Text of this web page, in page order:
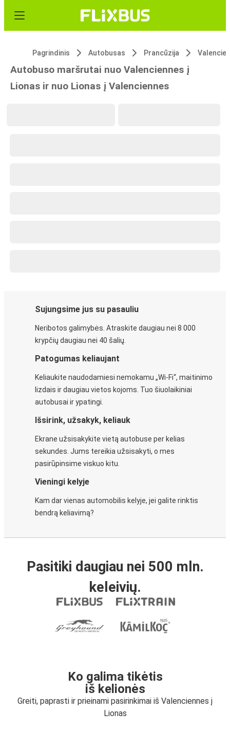
Pagrindinis Autobusas Prancūzija
Autobuso maršrutai nuo Valenciennes į
Lionas ir nuo Lionas į Valenciennes
Sujungsime jus su pasauliu
Neribotos galimybės. Atraskite daugiau nei 8 000
krypčių daugiau nei 40 šalių.
Patogumas keliaujant
Keliaukite naudodamiesi nemokamu „Wi-Fi“, maitinimo
lizdais ir daugiau vietos kojoms. Tuo šiuolaikiniai
autobusai ir ypatingi.
Išsirink, užsakyk, keliauk
Ekrane užsisakykite vietą autobuse per kelias
sekundes. Jums tereikia užsisakyti, o mes
pasirūpinsime viskuo kitu.
Vieningi kelyje
Kam dar vienas automobilis kelyje, jei galite rinktis
bendrą keliavimą?
Pasitiki daugiau nei 500 mln.
keleivių.
Ko galima tikėtis
iš kelionės
Greiti, paprasti ir prieinami pasirinkimai iš Valenciennes į
Lionas